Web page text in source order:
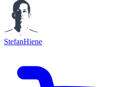
StefanHiene